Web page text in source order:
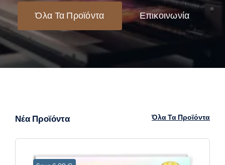
Όλα Τα Προϊόντα Επικοινωνία
Νέα Προϊόντα Όλα Τα Προϊόντα